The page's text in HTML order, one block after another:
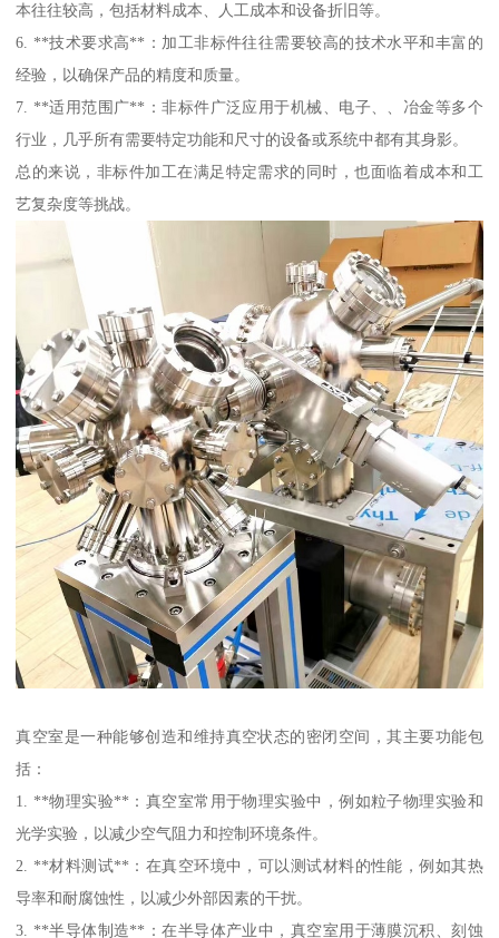
本往往较高，包括材料成本、人工成本和设备折旧等。
6. **技术要求高**：加工非标件往往需要较高的技术水平和丰富的
经验，以确保产品的精度和质量。
7. **适用范围广**：非标件广泛应用于机械、电子、、冶金等多个
行业，几乎所有需要特定功能和尺寸的设备或系统中都有其身影。
总的来说，非标件加工在满足特定需求的同时，也面临着成本和工
艺复杂度等挑战。
真空室是一种能够创造和维持真空状态的密闭空间，其主要功能包
括：
1. **物理实验**：真空室常用于物理实验中，例如粒子物理实验和
光学实验，以减少空气阻力和控制环境条件。
2. **材料测试**：在真空环境中，可以测试材料的性能，例如其热
导率和耐腐蚀性，以减少外部因素的干扰。
3. **半导体制造**：在半导体产业中，真空室用于薄膜沉积、刻蚀